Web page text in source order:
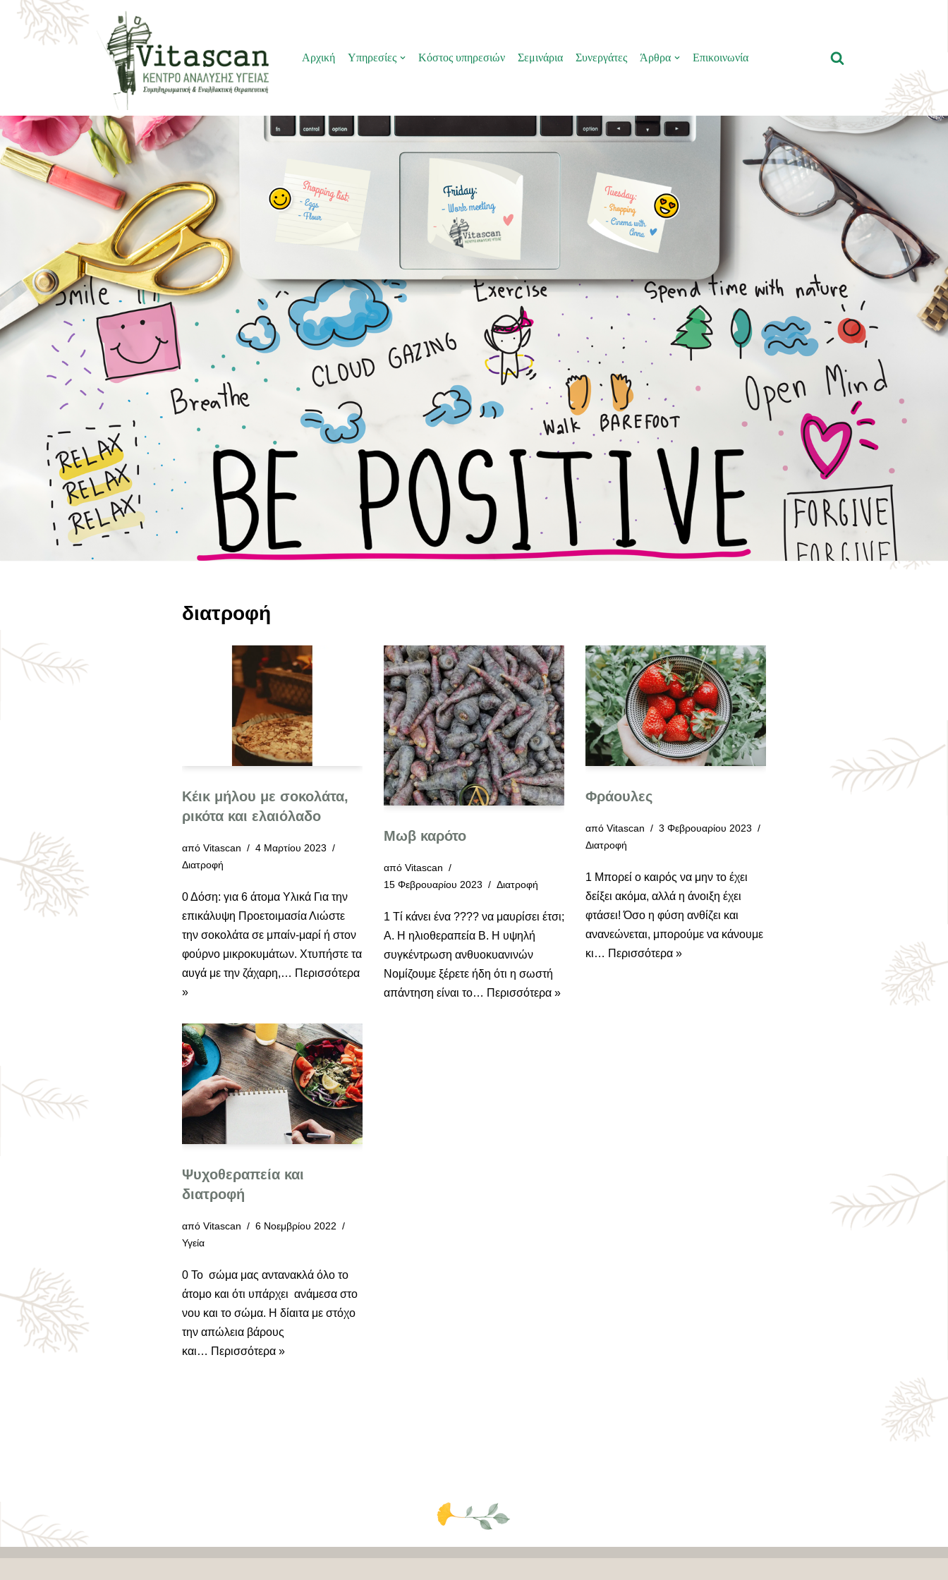
Μεταπηδήστε
Αρχική Υπηρεσίες Κόστος υπηρεσιών Σεμινάρια Συνεργάτες Άρθρα Επικοινωνία
διατροφή
Κέικ μήλου με σοκολάτα,
ρικότα και ελαιόλαδο
από Vitascan
4 Μαρτίου 2023
Διατροφή
0 Δόση: για 6 άτομα Υλικά Για την
επικάλυψη Προετοιμασία Λιώστε
την σοκολάτα σε μπαίν-μαρί ή στον
φούρνο μικροκυμάτων. Χτυπήστε τα
αυγά με την ζάχαρη,… Περισσότερα
»
Μωβ καρότο
από Vitascan
15 Φεβρουαρίου 2023
Διατροφή
1 Τί κάνει ένα ???? να μαυρίσει έτσι;
Α. Η ηλιοθεραπεία Β. Η υψηλή
συγκέντρωση ανθυοκυανινών
Νομίζουμε ξέρετε ήδη ότι η σωστή
απάντηση είναι το… Περισσότερα »
Φράουλες
από Vitascan
3 Φεβρουαρίου 2023
Διατροφή
1 Μπορεί ο καιρός να μην το έχει
δείξει ακόμα, αλλά η άνοιξη έχει
φτάσει! Όσο η φύση ανθίζει και
ανανεώνεται, μπορούμε να κάνουμε
κι… Περισσότερα »
Ψυχοθεραπεία και
διατροφή
από Vitascan
6 Νοεμβρίου 2022
Υγεία
0 Το σώμα μας αντανακλά όλο το
άτομο και ότι υπάρχει ανάμεσα στο
νου και το σώμα. Η δίαιτα με στόχο
την απώλεια βάρους
και… Περισσότερα »